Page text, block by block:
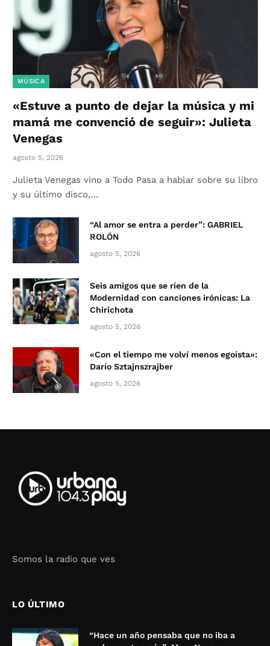
MÚSICA
«Estuve a punto de dejar la música y mi
mamá me convenció de seguir»: Julieta
Venegas
agosto 5, 2026
Julieta Venegas vino a Todo Pasa a hablar sobre su libro
y su último disco,…
“Al amor se entra a perder”: GABRIEL
ROLÓN
agosto 5, 2026
Seis amigos que se ríen de la
Modernidad con canciones irónicas: La
Chirichota
agosto 5, 2026
«Con el tiempo me volví menos egoísta»:
Darío Sztajnszrajber
agosto 5, 2026
Somos la radio que ves
LO ÚLTIMO
“Hace un año pensaba que no iba a